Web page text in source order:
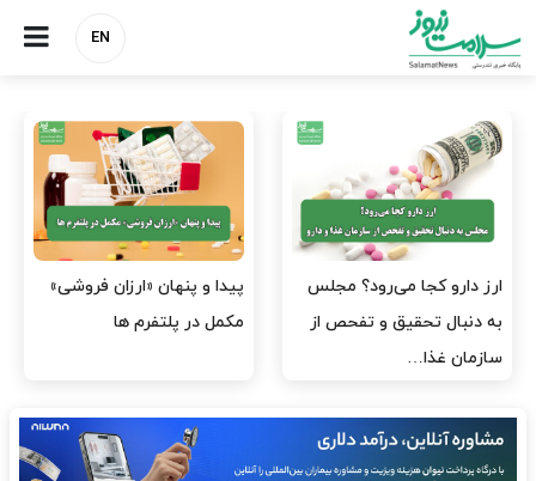
EN
صنعت دارو چشم‌انتظار اجرای
مصوبه بانک مرکزی
هشدار کانون هموفیلی ایران:
۴ هزار بیمار ۸ ماه است